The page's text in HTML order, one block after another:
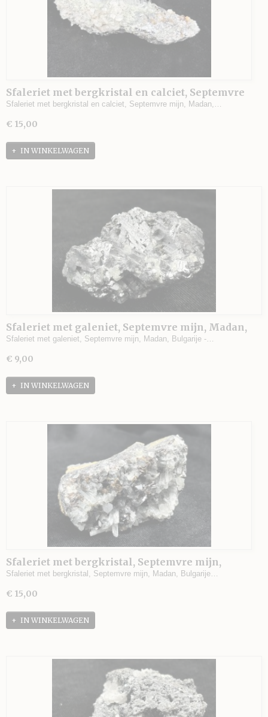
Sfaleriet met bergkristal en calciet, Septemvre
mijn, Madan, Bulgarije - 105 gram - 10 x 3 x 3
Sfaleriet met bergkristal en calciet, Septemvre mijn, Madan,…
€ 15,00
IN WINKELWAGEN
Sfaleriet met galeniet, Septemvre mijn, Madan,
Bulgarije - 176 gram - 5 x 5 x 3 cm.
Sfaleriet met galeniet, Septemvre mijn, Madan, Bulgarije -…
€ 9,00
IN WINKELWAGEN
Sfaleriet met bergkristal, Septemvre mijn,
Madan, Bulgarije - 140 gram - 6,5 x 4,5 x 4 cm.
Sfaleriet met bergkristal, Septemvre mijn, Madan, Bulgarije…
€ 15,00
IN WINKELWAGEN